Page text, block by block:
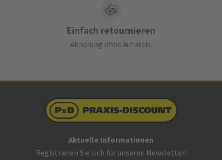
Einfach retournieren
Abholung ohne Aufpreis.
Aktuelle Informationen
Registrieren Sie sich für unseren Newsletter: